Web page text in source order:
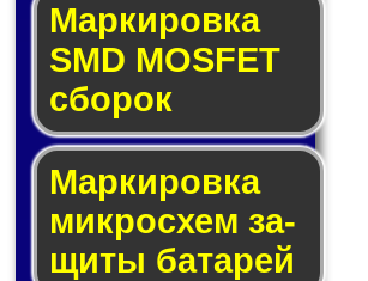
Мар­ки­ров­ка
SMD MOSFET
сбо­рок
Мар­ки­ров­ка
мик­ро­схем за­
щи­ты ба­та­рей